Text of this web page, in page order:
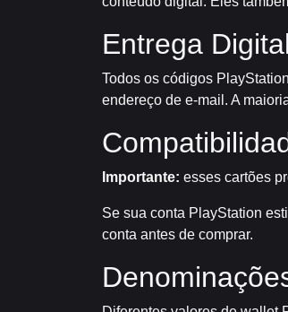
Entrega
Todos os códigos
endereço de e-mail. A
Importante: esses cartões
Se sua conta PlayStation
conta antes de comprar.